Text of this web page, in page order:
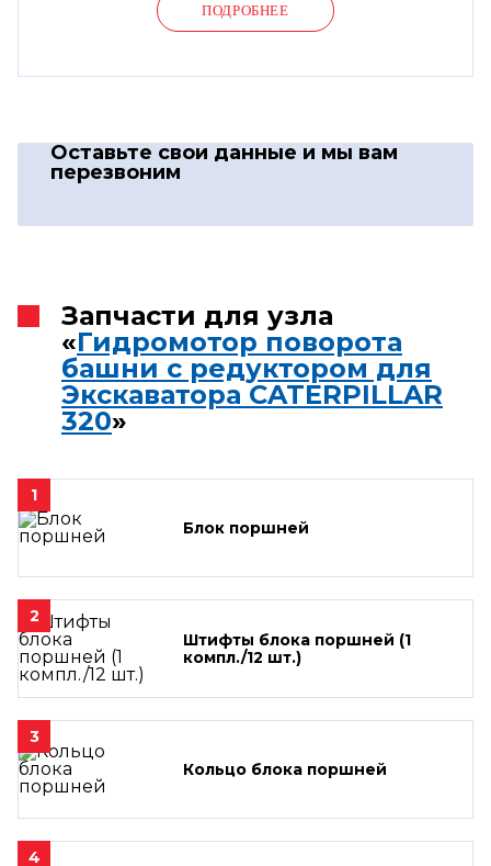
ПОДРОБНЕЕ
Оставьте свои данные и мы вам
перезвоним
Запчасти для узла
«Гидромотор поворота
башни с редуктором для
Экскаватора CATERPILLAR
320»
1
Блок поршней
2
Штифты блока поршней (1
компл./12 шт.)
3
Кольцо блока поршней
4